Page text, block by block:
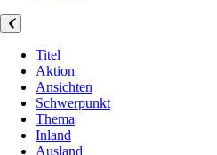
Titel
Aktion
Ansichten
Schwerpunkt
Thema
Inland
Ausland